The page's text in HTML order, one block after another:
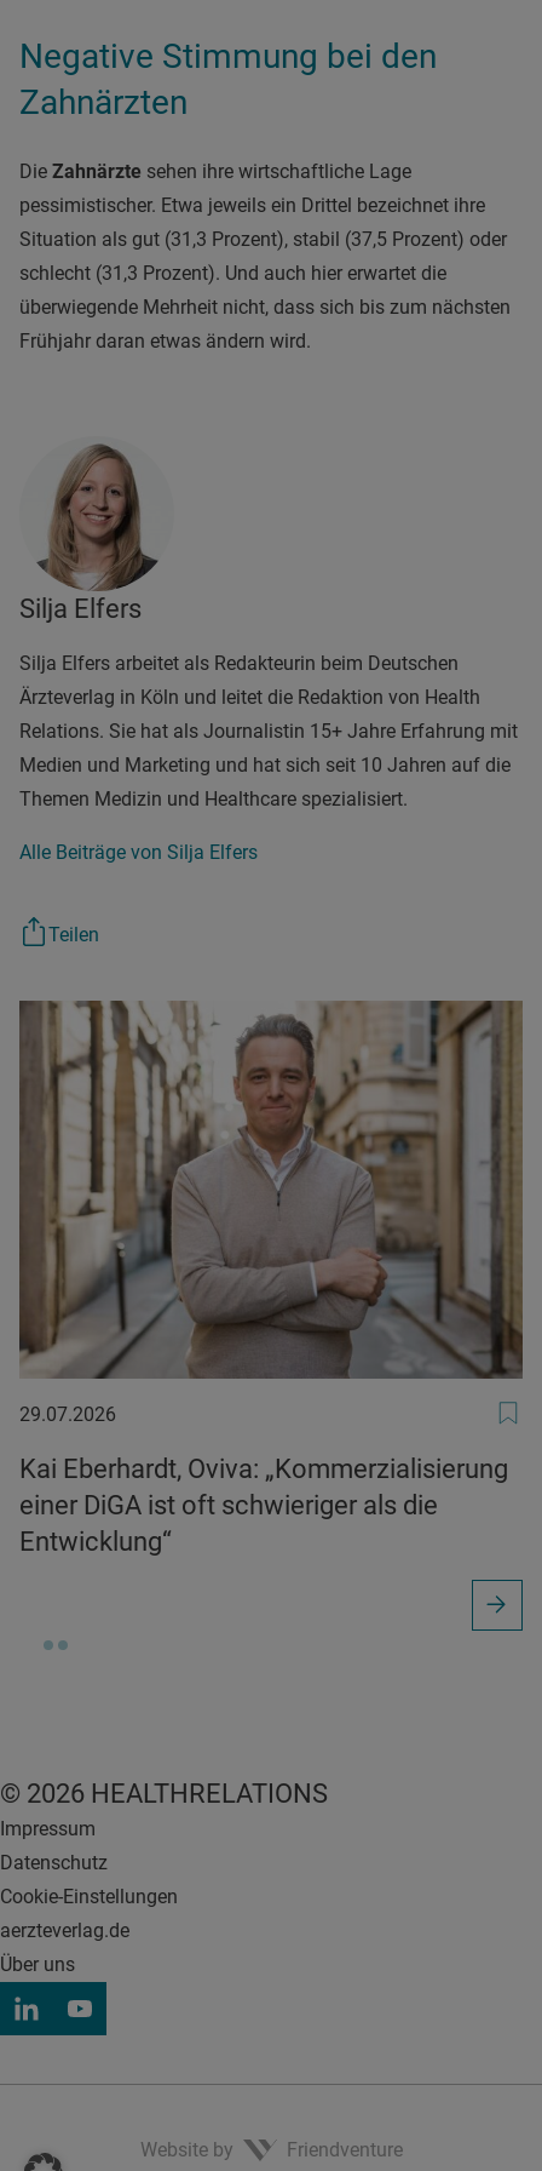
Negative Stimmung bei den
Zahnärzten
Die Zahnärzte sehen ihre wirtschaftliche Lage
pessimistischer. Etwa jeweils ein Drittel bezeichnet ihre
Situation als gut (31,3 Prozent), stabil (37,5 Prozent) oder
schlecht (31,3 Prozent). Und auch hier erwartet die
überwiegende Mehrheit nicht, dass sich bis zum nächsten
Frühjahr daran etwas ändern wird.
Silja Elfers
Silja Elfers arbeitet als Redakteurin beim Deutschen
Ärzteverlag in Köln und leitet die Redaktion von Health
Relations. Sie hat als Journalistin 15+ Jahre Erfahrung mit
Medien und Marketing und hat sich seit 10 Jahren auf die
Themen Medizin und Healthcare spezialisiert.
Alle Beiträge von Silja Elfers
Teilen
29.07.2026
29.07.2026
Kai Eberhardt, Oviva: „Kommerzialisierung
einer DiGA ist oft schwieriger als die
Entwicklung“
© 2026 HEALTHRELATIONS
Impressum
Datenschutz
Cookie-Einstellungen
aerzteverlag.de
Über uns
Website by Friendventure